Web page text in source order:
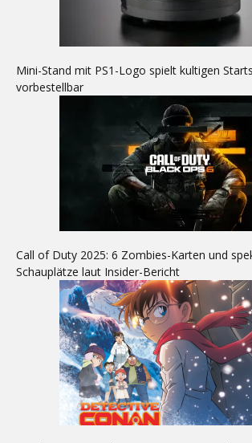
Mini-Stand mit PS1-Logo spielt kultigen
vorbestellbar
Call of Duty 2025: 6 Zombies-Karten und
Schauplätze laut Insider-Bericht